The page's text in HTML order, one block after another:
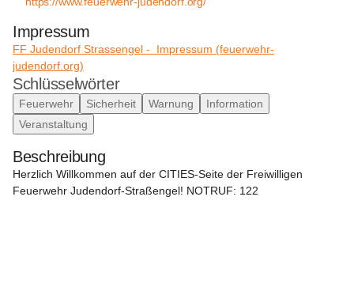
Impressum
FF Judendorf Strassengel -  Impressum (feuerwehr-
judendorf.org)
Schlüsselwörter
Feuerwehr Sicherheit Warnung
Information
Veranstaltung
Beschreibung
Herzlich Willkommen auf der CITIES-Seite der Freiwilligen
Feuerwehr Judendorf-Straßengel! NOTRUF: 122